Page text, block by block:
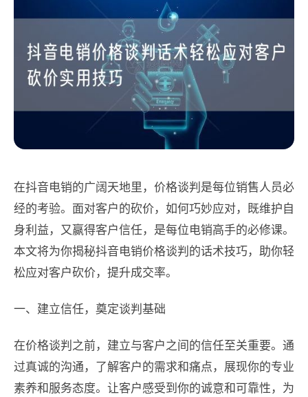
在抖音电销的广阔天地里，价格谈判是每位销售人员必
经的考验。面对客户的砍价，如何巧妙应对，既维护自
身利益，又赢得客户信任，是每位电销高手的必修课。
本文将为你揭秘抖音电销价格谈判的话术技巧，助你轻
松应对客户砍价，提升成交率。
一、建立信任，奠定谈判基础
在价格谈判之前，建立与客户之间的信任至关重要。通
过真诚的沟通，了解客户的需求和痛点，展现你的专业
素养和服务态度。让客户感受到你的诚意和可靠性，为